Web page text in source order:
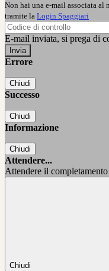
Non hai una e-mail associata al
tramite la Login Spaggiari
E-mail inviata, si prega di
Errore
Chiudi
Successo
Chiudi
Informazione
Chiudi
Attendere...
Attendere il
Chiudi